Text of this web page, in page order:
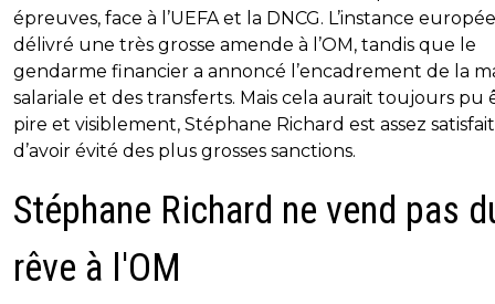
épreuves, face à l’UEFA et la DNCG. L’instance
délivré une très grosse amende à l’OM, tandis que le
gendarme financier a annoncé l’encadrement de la
salariale et des transferts. Mais cela aurait toujours pu
pire et visiblement, Stéphane Richard est assez satisfait
d’avoir évité des plus grosses sanctions.
Stéphane Richard ne vend pas
rêve à l'OM